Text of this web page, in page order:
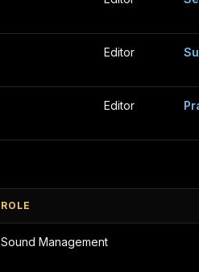
Editor
Editor
ROLE
Sound Management